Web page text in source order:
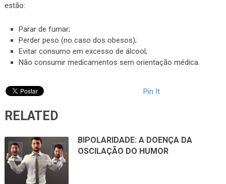
estão:
Parar de fumar;
Perder peso (no caso dos obesos);
Evitar consumo em excesso de álcool;
Não consumir medicamentos sem orientação médica.
Pin It
RELATED
BIPOLARIDADE: A DOENÇA DA
OSCILAÇÃO DO HUMOR